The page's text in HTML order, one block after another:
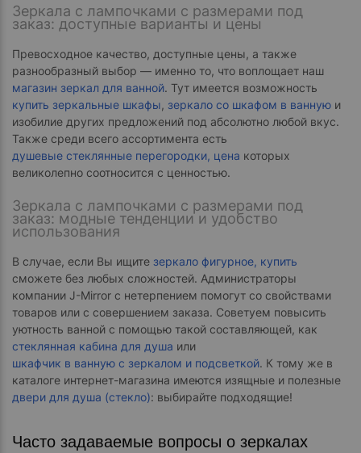
Зеркала с лампочками с размерами под
заказ: доступные варианты и цены
Превосходное качество, доступные цены, а также
разнообразный выбор — именно то, что воплощает наш
магазин зеркал для ванной. Тут имеется возможность
купить зеркальные шкафы, зеркало со шкафом в ванную и
изобилие других предложений под абсолютно любой вкус.
Также среди всего ассортимента есть
душевые стеклянные перегородки, цена которых
великолепно соотносится с ценностью.
Зеркала с лампочками с размерами под
заказ: модные тенденции и удобство
использования
В случае, если Вы ищите зеркало фигурное, купить
сможете без любых сложностей. Администраторы
компании J-Mirror с нетерпением помогут со свойствами
товаров или с совершением заказа. Советуем повысить
уютность ванной с помощью такой составляющей, как
стеклянная кабина для душа или
шкафчик в ванную с зеркалом и подсветкой. К тому же в
каталоге интернет-магазина имеются изящные и полезные
двери для душа (стекло): выбирайте подходящие!
Часто задаваемые вопросы о зеркалах